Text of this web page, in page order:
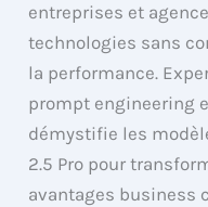
entreprises et
technologies sans
la performance.
prompt engineering
démystifie les
2.5 Pro pour
avantages business